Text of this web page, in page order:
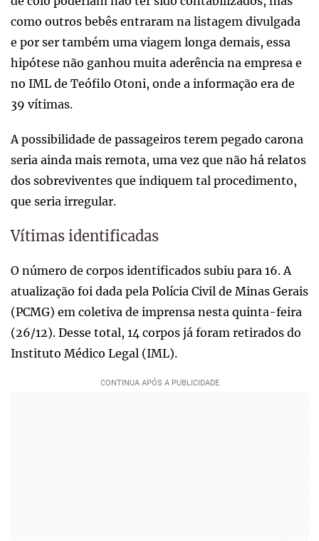
como outros bebês entraram na listagem divulgada
e por ser também uma viagem longa demais, essa
hipótese não ganhou muita aderência na empresa e
no IML de Teófilo Otoni, onde a informação era de
39 vítimas.
A possibilidade de passageiros terem pegado carona
seria ainda mais remota, uma vez que não há relatos
dos sobreviventes que indiquem tal procedimento,
que seria irregular.
Vítimas identificadas
O número de corpos identificados subiu para 16. A
atualização foi dada pela Polícia Civil de Minas Gerais
(PCMG) em coletiva de imprensa nesta quinta-feira
(26/12). Desse total, 14 corpos já foram retirados do
Instituto Médico Legal (IML).